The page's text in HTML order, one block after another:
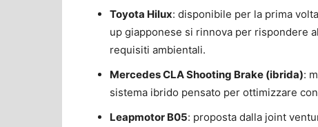
Toyota Hilux: disponibile per la prima
up giapponese si rinnova per rispondere
requisiti ambientali.
Mercedes CLA Shooting Brake (ibrida):
sistema ibrido pensato per ottimizzare
Leapmotor B05: proposta dalla joint